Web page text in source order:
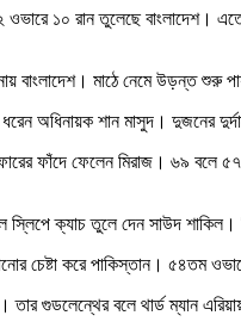
ওভারে ১০ রান তুলেছে বাংলাদেশ।
বাংলাদেশ। মাঠে নেমে
অধিনায়ক শান মাসুদ। দুজনের
ফাঁদে ফেলেন মিরাজ। ৬৯
স্লিপে ক্যাচ তুলে দেন সাউদ
চেষ্টা করে পাকিস্তান। ৫৪তম
তার গুডলেন্থের বলে থার্ড ম্যান